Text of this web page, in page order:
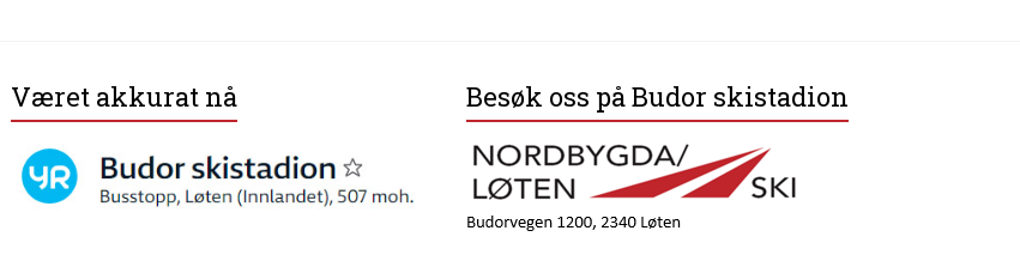
Været akkurat nå Besøk oss på Budor skistadion